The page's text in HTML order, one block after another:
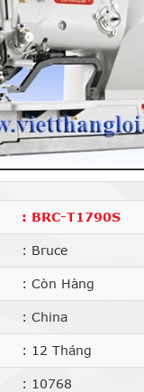
: BRC-T1790S
: Bruce
: Còn Hàng
: China
: 12 Tháng
: 10768